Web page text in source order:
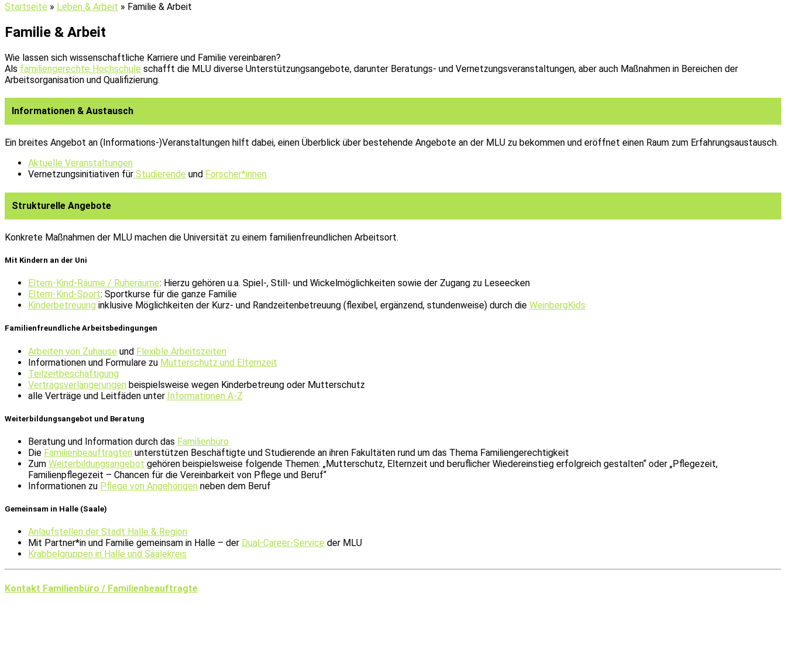
Startseite » Leben & Arbeit » Familie & Arbeit
Familie & Arbeit
Wie lassen sich wissenschaftliche Karriere und Familie vereinbaren?
Als familiengerechte Hochschule schafft die MLU diverse Unterstützungsangebote, darunter Beratungs- und Vernetzungsveranstaltungen, aber auch Maßnahmen in Bereichen der
Arbeitsorganisation und Qualifizierung.
Informationen & Austausch
Ein breites Angebot an (Informations-)Veranstaltungen hilft dabei, einen Überblick über bestehende Angebote an der MLU zu bekommen und eröffnet einen Raum zum Erfahrungsaustausch.
Aktuelle Veranstaltungen
Vernetzungsinitiativen für Studierende und Forscher*innen
Strukturelle Angebote
Konkrete Maßnahmen der MLU machen die Universität zu einem familienfreundlichen Arbeitsort.
Mit Kindern an der Uni
Eltern-Kind-Räume / Ruheräume: Hierzu gehören u.a. Spiel-, Still- und Wickelmöglichkeiten sowie der Zugang zu Leseecken
Eltern-Kind-Sport: Sportkurse für die ganze Familie
Kinderbetreuung inklusive Möglichkeiten der Kurz- und Randzeitenbetreuung (flexibel, ergänzend, stundenweise) durch die WeinbergKids
Familienfreundliche Arbeitsbedingungen
Arbeiten von Zuhause und Flexible Arbeitszeiten
Informationen und Formulare zu Mutterschutz und Elternzeit
Teilzeitbeschäftigung
Vertragsverlängerungen beispielsweise wegen Kinderbetreung oder Mutterschutz
alle Verträge und Leitfäden unter Informationen A-Z
Weiterbildungsangebot und Beratung
Beratung und Information durch das Familienbüro
Die Familienbeauftragten unterstützen Beschäftigte und Studierende an ihren Fakultäten rund um das Thema Familiengerechtigkeit
Zum Weiterbildungsangebot gehören beispielsweise folgende Themen: „Mutterschutz, Elternzeit und beruflicher Wiedereinstieg erfolgreich gestalten“ oder „Pflegezeit,
Familienpflegezeit – Chancen für die Vereinbarkeit von Pflege und Beruf“
Informationen zu Pflege von Angehörigen neben dem Beruf
Gemeinsam in Halle (Saale)
Anlaufstellen der Stadt Halle & Region
Mit Partner*in und Familie gemeinsam in Halle – der Dual-Career-Service der MLU
Krabbelgruppen in Halle und Saalekreis
Kontakt Familienbüro / Familienbeauftragte